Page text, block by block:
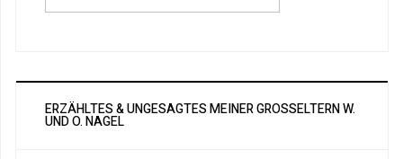
ERZÄHLTES & UNGESAGTES MEINER GROSSELTERN W. U
ND O. NAGEL